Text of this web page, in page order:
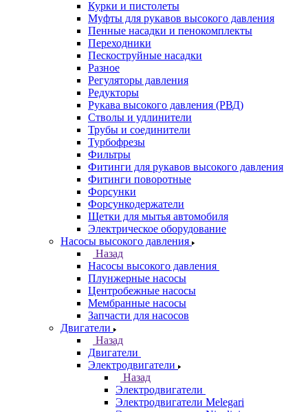
Курки и пистолеты
Муфты для рукавов высокого давления
Пенные насадки и пенокомплекты
Переходники
Пескоструйные насадки
Разное
Регуляторы давления
Редукторы
Рукава высокого давления (РВД)
Стволы и удлинители
Трубы и соединители
Турбофрезы
Фильтры
Фитинги для рукавов высокого давления
Фитинги поворотные
Форсунки
Форсункодержатели
Щетки для мытья автомобиля
Электрическое оборудование
Насосы высокого давления
Назад
Насосы высокого давления
Плунжерные насосы
Центробежные насосы
Мембранные насосы
Запчасти для насосов
Двигатели
Назад
Двигатели
Электродвигатели
Назад
Электродвигатели
Электродвигатели Melegari